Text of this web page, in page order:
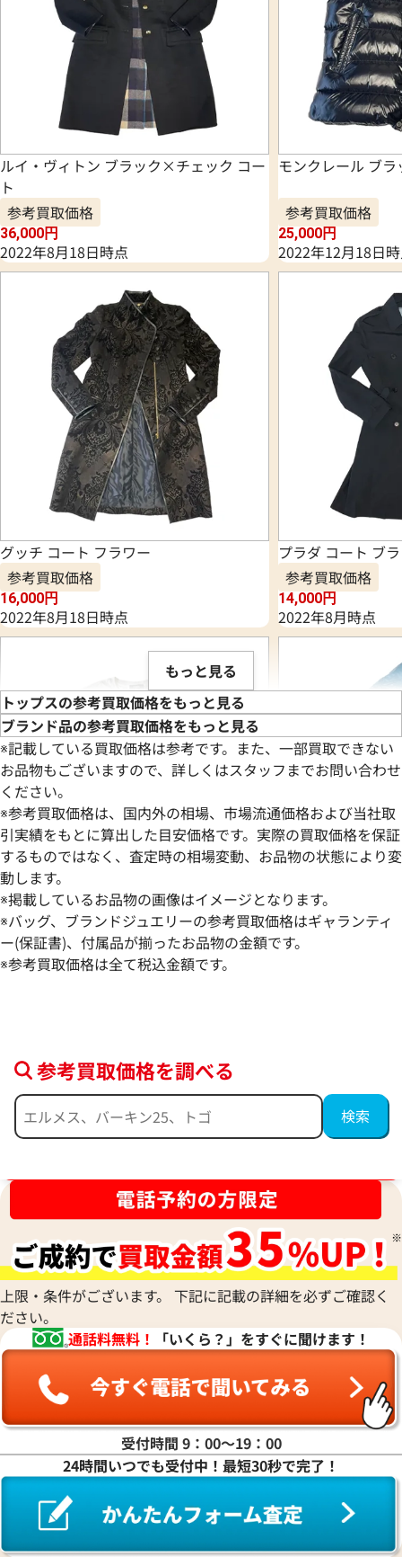
ルイ・ヴィトン ブラック×チェック コー
ト
参考買取価格
36,000円
2022年8月18日時点
モンクレール ブ
参考買取価格
25,000円
2022年12月18日
グッチ コート フラワー
参考買取価格
16,000円
2022年8月18日時点
プラダ コート ブ
参考買取価格
14,000円
2022年8月時点
フェンディ ホワイトTシャツ
参考買取価格
13,000円
モンクレール ブル
参考買取価格
ジミーチュウ ホワイト×ブラック ロゴT
シャツ
参考買取価格
4,000円
2022年8月18日時点
ジミーチュウ ブ
シャツ
参考買取価格
4,000円
もっと見る
トップスの参考買取価格をもっと見る
ブランド品の参考買取価格をもっと見る
※記載している買取価格は参考です。また、一部買取できない
お品物もございますので、詳しくはスタッフまでお問い合わせ
ください。
※参考買取価格は、国内外の相場、市場流通価格および当社取
引実績をもとに算出した目安価格です。実際の買取価格を保証
するものではなく、査定時の相場変動、お品物の状態により変
動します。
※掲載しているお品物の画像はイメージとなります。
※バッグ、ブランドジュエリーの参考買取価格はギャランティ
ー(保証書)、付属品が揃ったお品物の金額です。
※参考買取価格は全て税込金額です。
参考買取価格を調べる
上限・条件がございます。 下記に記載の詳細を必ずご確認く
ださい。
通話料無料！
「いくら？」をすぐに聞けます！
受付時間 9：00〜19：00
24時間いつでも受付中！最短30秒で完了！